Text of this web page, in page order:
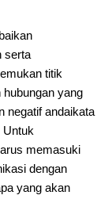
serta
titik
yang
negatif andaikata
Untuk
memasuki
dengan
yang akan